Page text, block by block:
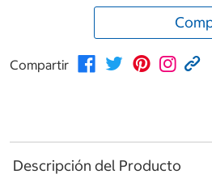
Compartir
Descripción del Producto